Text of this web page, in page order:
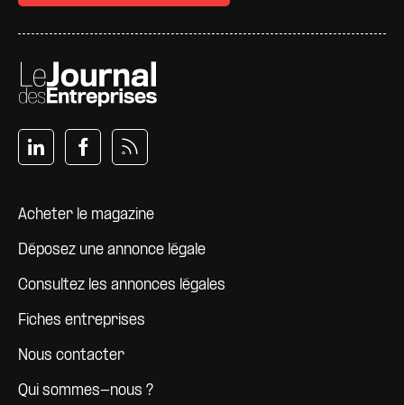
Pied de page
Acheter le magazine
Déposez une annonce légale
Consultez les annonces légales
Fiches entreprises
Nous contacter
Qui sommes-nous ?